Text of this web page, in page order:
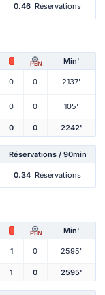
0.46 Réservations
PEN Min'
0 0 2137'
0 0 105'
0 0 2242'
Réservations / 90min
0.34 Réservations
PEN Min'
1 0 2595'
1 0 2595'